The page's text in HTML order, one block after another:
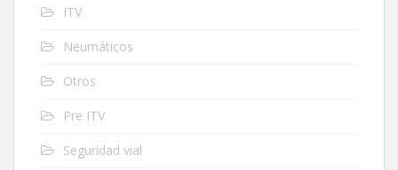
ITV
Neumáticos
Otros
Pre ITV
Seguridad vial